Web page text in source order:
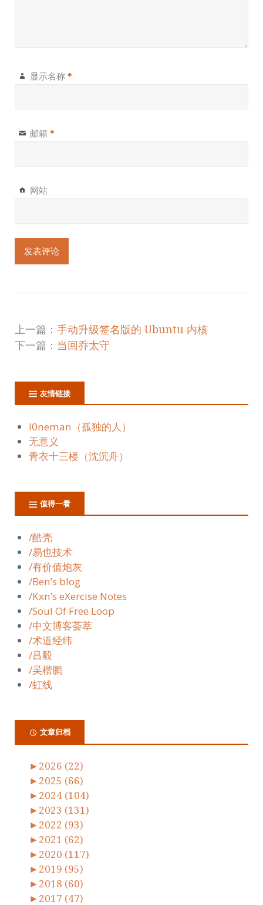
显示名称 *
邮箱 *
网站
上一篇： 手动升级签名版的 Ubuntu 内核
下一篇： 当回乔太守
友情链接
l0neman（孤独的人）
无意义
青衣十三楼（沈沉舟）
值得一看
/酷壳
/易也技术
/有价值炮灰
/Ben’s blog
/Kxn’s eXercise Notes
/Soul Of Free Loop
/中文博客荟萃
/术道经纬
/吕毅
/吴楷鹏
/虹线
文章归档
► 2026 (22)
► 2025 (66)
► 2024 (104)
► 2023 (131)
► 2022 (93)
► 2021 (62)
► 2020 (117)
► 2019 (95)
► 2018 (60)
► 2017 (47)